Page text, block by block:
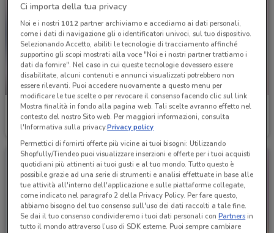
-5 GIORNI
Acqua & Sapone
Scade mercoledì 217 m
Acqua & Sapone
Scade il 16/08
Ci importa della tua privacy
Noi e i nostri 1012partner archiviamo e accediamo ai dati personali,
come i dati di navigazione gli o identificatori univoci, sul tuo dispositivo.
Selezionando Accetto, abiliti le tecnologie di tracciamento affinché
supportino gli scopi mostrati alla voce "Noi e i nostri partner trattiamo i
dati da fornire". Nel caso in cui queste tecnologie dovessero essere
disabilitate, alcuni contenuti e annunci visualizzati potrebbero non
essere rilevanti. Puoi accedere nuovamente a questo menu per
modificare le tue scelte o per revocare il consenso facendo clic sul link
Mostra finalità in fondo alla pagina web. Tali scelte avranno effetto nel
contesto del nostro Sito web. Per maggiori informazioni, consulta
l'Informativa sulla privacy.Privacy policy
Permettici di fornirti offerte più vicine ai tuoi bisogni: Utilizzando
Shopfully/Tiendeo puoi visualizzare inserzioni e offerte per i tuoi acquisti
quotidiani più attinenti ai tuoi gusti e al tuo mondo. Tutto questo è
possibile grazie ad una serie di strumenti e analisi effettuate in base alle
tue attività all'interno dell'applicazione e sulle piattaforme collegate,
come indicato nel paragrafo 2 della Privacy Policy. Per fare questo,
abbiamo bisogno del tuo consenso sull'uso dei dati raccolti a tale fine.
Se dai il tuo consenso condivideremo i tuoi dati personali conPartnersin
tutto il mondo attraverso l’uso di SDK esterne. Puoi sempre cambiare